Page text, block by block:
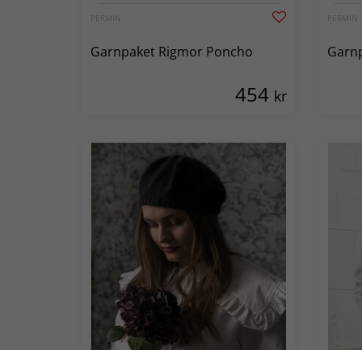
PERMIN
Garnpaket Rigmor Poncho
454 kr
PERMIN